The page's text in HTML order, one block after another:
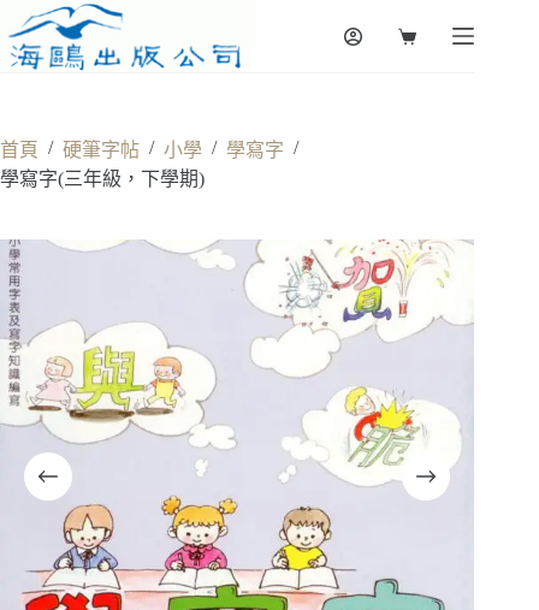
to
content
Shopping
首頁 / 硬筆字帖 / 小學 / 學寫字 /
學寫字(三年級，下學期)